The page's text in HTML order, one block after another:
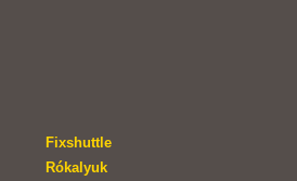
Fixshuttle
Rókalyuk